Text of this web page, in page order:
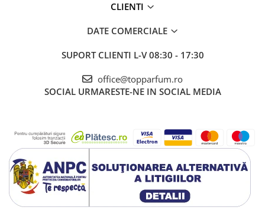
CLIENTI
DATE COMERCIALE
SUPORT CLIENTI L-V 08:30 - 17:30
office@topparfum.ro
SOCIAL URMARESTE-NE IN SOCIAL MEDIA